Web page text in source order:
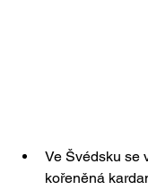
Ve Švédsku se
kořeněná